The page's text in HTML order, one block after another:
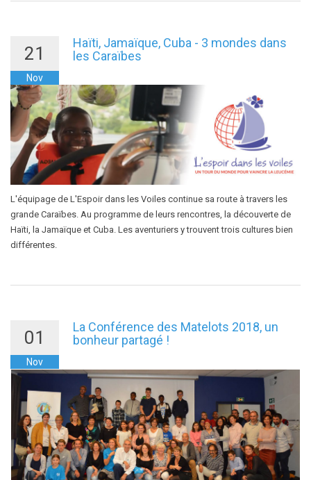
21
Nov
Haïti, Jamaïque, Cuba - 3 mondes dans
les Caraïbes
L'équipage de L'Espoir dans les Voiles continue sa route à travers les
grande Caraïbes. Au programme de leurs rencontres, la découverte de
Haïti, la Jamaïque et Cuba. Les aventuriers y trouvent trois cultures bien
différentes.
01
Nov
La Conférence des Matelots 2018, un
bonheur partagé !